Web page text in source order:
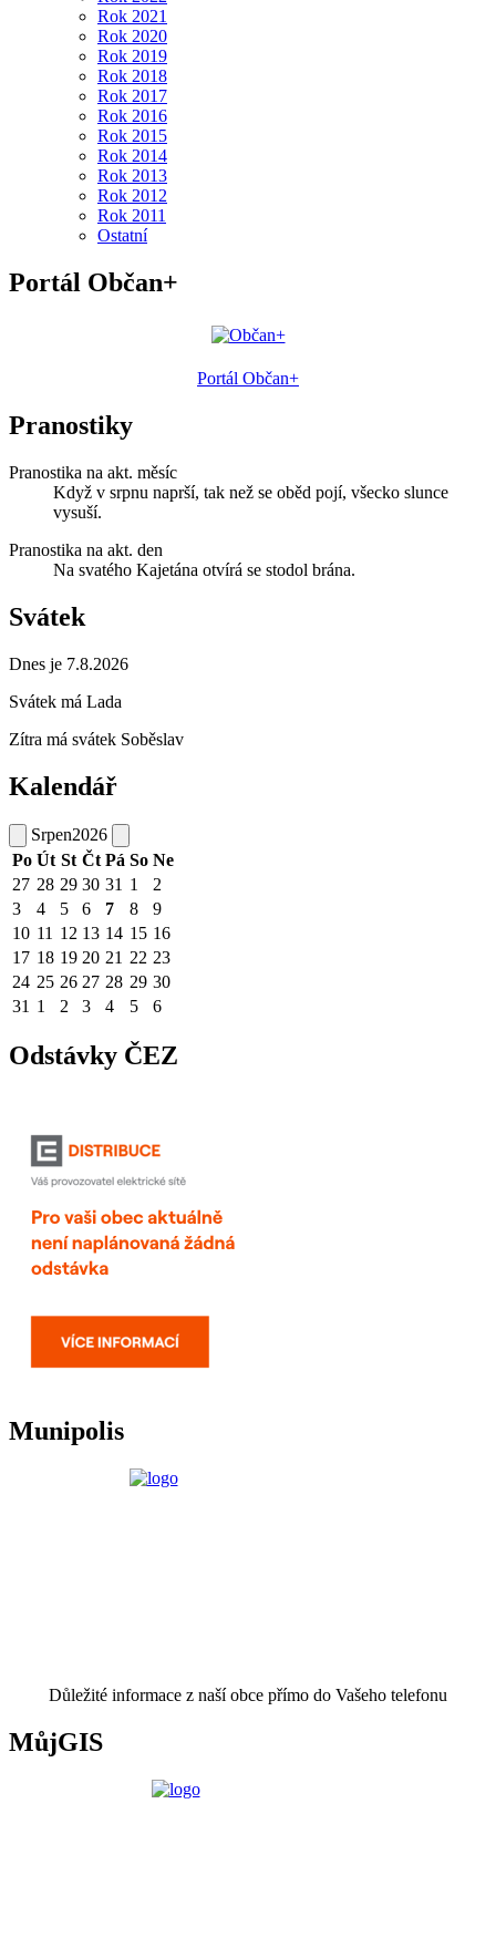
Rok 2021
Rok 2020
Rok 2019
Rok 2018
Rok 2017
Rok 2016
Rok 2015
Rok 2014
Rok 2013
Rok 2012
Rok 2011
Ostatní
Portál Občan+
Portál Občan+
Pranostiky
Pranostika na akt. měsíc
Když v srpnu naprší, tak než se oběd pojí, všecko slunce
vysuší.
Pranostika na akt. den
Na svatého Kajetána otvírá se stodol brána.
Svátek
Dnes je 7.8.2026
Svátek má Lada
Zítra má svátek Soběslav
Kalendář
Srpen2026
Po Út St Čt Pá So Ne
27 28 29 30 31 1
2
3
4 5 6 7 8
9
10 11 12 13 14 15 16
17 18 19 20 21 22 23
24 25 26 27 28 29 30
31 1 2 3 4 5 6
Odstávky ČEZ
Munipolis
Důležité informace z naší obce přímo do Vašeho telefonu
MůjGIS